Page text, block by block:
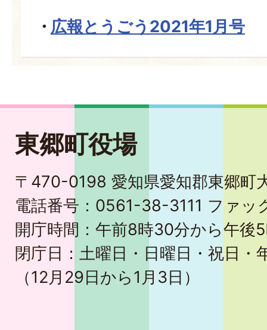
広報とうごう2021年1月号
東郷町役場
〒470-0198 愛知県愛知郡東郷町
電話番号：0561-38-3111 ファ
開庁時間：午前8時30分から午後
閉庁日：土曜日・日曜日・祝日・
（12月29日から1月3日）